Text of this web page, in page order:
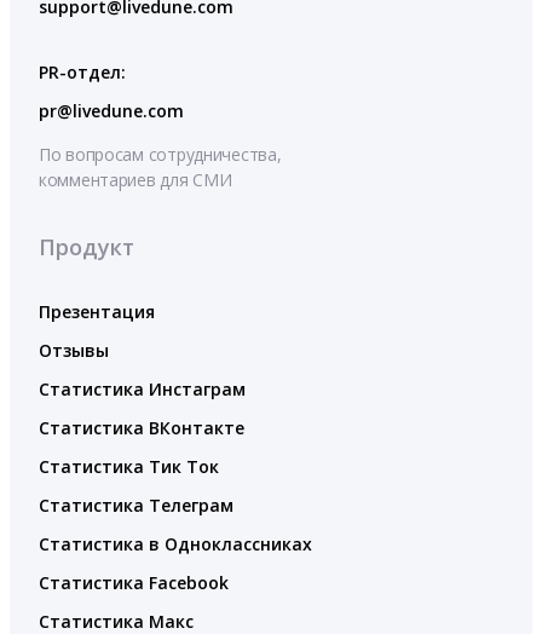
support@livedune.com
PR-отдел:
pr@livedune.com
По вопросам сотрудничества,
комментариев для СМИ
Продукт
Презентация
Отзывы
Статистика Инстаграм
Статистика ВКонтакте
Статистика Тик Ток
Статистика Телеграм
Статистика в Одноклассниках
Статистика Facebook
Статистика Макс